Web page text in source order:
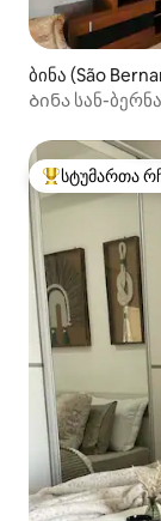
ბინა (São
Ბინა სან-
სტუმართა
სტუმართა